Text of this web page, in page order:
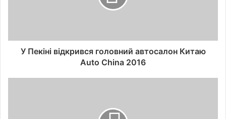
У Пекіні відкрився головний автосалон Китаю
Auto China 2016